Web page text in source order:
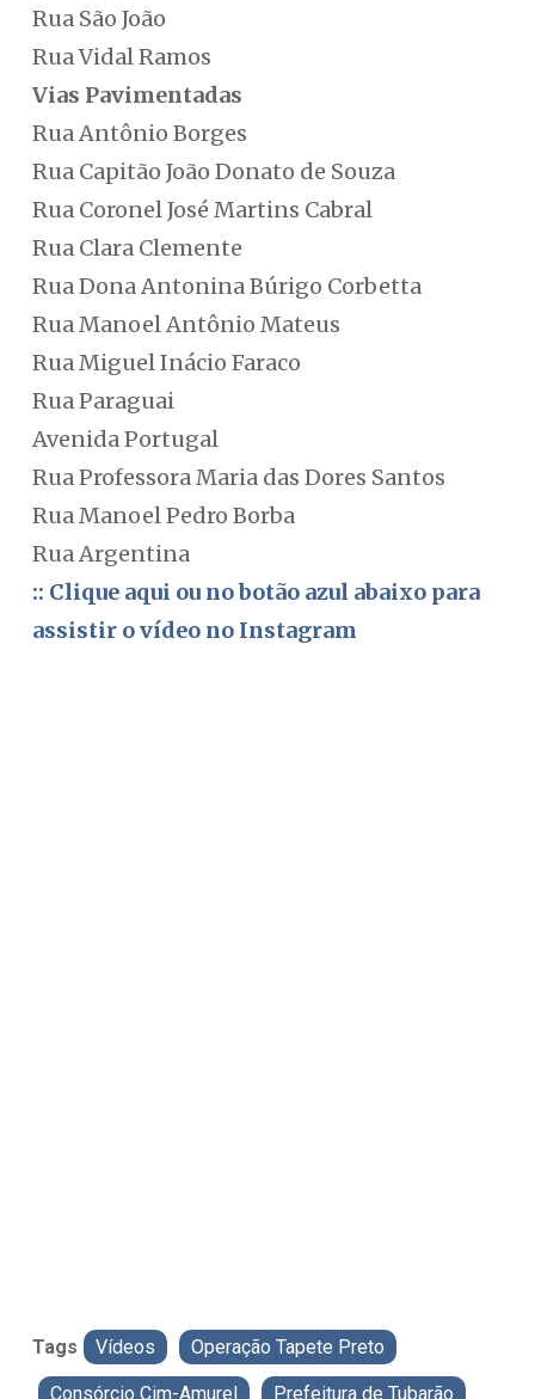
Rua São João
Rua Vidal Ramos
Vias Pavimentadas
Rua Antônio Borges
Rua Capitão João Donato de Souza
Rua Coronel José Martins Cabral
Rua Clara Clemente
Rua Dona Antonina Búrigo Corbetta
Rua Manoel Antônio Mateus
Rua Miguel Inácio Faraco
Rua Paraguai
Avenida Portugal
Rua Professora Maria das Dores Santos
Rua Manoel Pedro Borba
Rua Argentina
:: Clique aqui ou no botão azul abaixo para
assistir o vídeo no Instagram
Tags Vídeos Operação Tapete Preto
Consórcio Cim-Amurel Prefeitura de Tubarão